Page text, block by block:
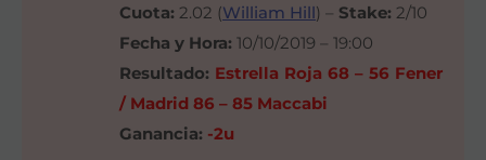
Cuota: 2.02 (William Hill) – Stake: 2/10
Fecha y Hora: 10/10/2019 – 19:00
Resultado: Estrella Roja 68 – 56 Fener
/ Madrid 86 – 85 Maccabi
Ganancia: -2u